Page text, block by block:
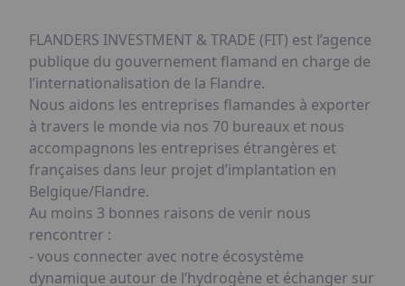
FLANDERS INVESTMENT & TRADE (FIT) est l’agence
publique du gouvernement flamand en charge de
l’internationalisation de la Flandre.
Nous aidons les entreprises flamandes à exporter
à travers le monde via nos 70 bureaux et nous
accompagnons les entreprises étrangères et
françaises dans leur projet d’implantation en
Belgique/Flandre.
Au moins 3 bonnes raisons de venir nous
rencontrer :
- vous connecter avec notre écosystème
dynamique autour de l’hydrogène et échanger sur